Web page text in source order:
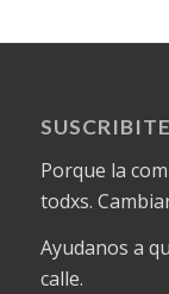
Porque la
todxs.
Ayudanos a
calle.